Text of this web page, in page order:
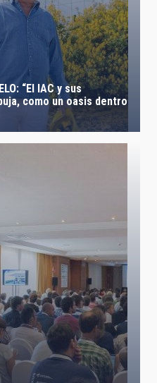
“El IAC y sus
como un oasis dentro